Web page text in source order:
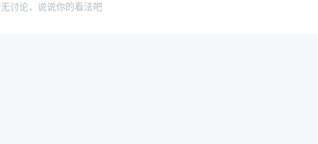
讨论，说说你的看法吧